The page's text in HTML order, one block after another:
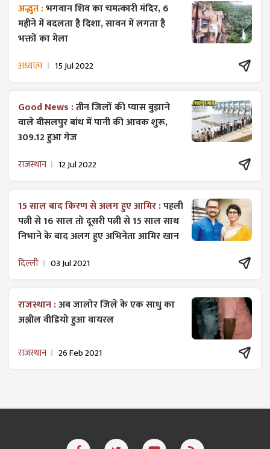
अद्भुत :भगवान शिव का चमत्कारी मंदिर, 6
महीने में बदलता है दिशा, सावन में लगता है
भक्तों का मेला
अध्यात्म 15 Jul 2022
Good News :तीन जिलों की प्यास बुझाने
वाले बीसलपुर बांध में पानी की आवक शुरू,
309.12 हुआ गेज
राजस्थान 12 Jul 2022
15 साल बाद किरण से अलग हुए आमिर :पहली
पत्नी से 16 साल तो दूसरी पत्नी से 15 साल साथ
निभाने के बाद अलग हुए अभिनेता आमिर खान
दिल्ली 03 Jul 2021
राजस्थान :अब जालोर जिले के एक साधु का
अश्लील वीडियो हुआ वायरल
राजस्थान 26 Feb 2021